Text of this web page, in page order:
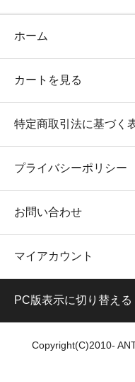
ホーム
カートを見る
特定商取引法に基づく
プライバシーポリシー
お問い合わせ
マイアカウント
PC版表示に切り替える
Copyright(C)2010-